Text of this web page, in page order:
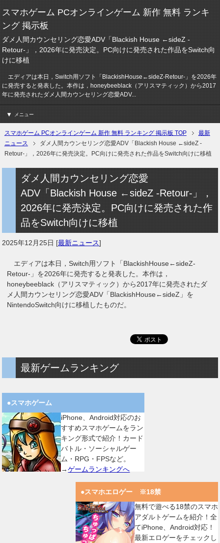
スマホゲーム PCオンラインゲーム 新作 無料 ランキ
ング 掲示板
ダメ人間カウンセリング恋愛ADV「Blackish House ←sideZ -
Retour-」，2026年に発売決定。PC向けに発売された作品をSwitch向
けに移植
エディアは本日，Switch用ソフト「BlackishHouse←sideZ-Retour-」を2026年
に発売すると発表した。本作は，honeybeeblack（アリスマティック）から2017
年に発売されたダメ人間カウンセリング恋愛ADV...
メニュー
スマホゲーム PCオンラインゲーム 新作 無料 ランキング 掲示板 TOP
最新
ニュース
ダメ人間カウンセリング恋愛ADV「Blackish House ←sideZ -
Retour-」，2026年に発売決定。PC向けに発売された作品をSwitch向けに移植
ダメ人間カウンセリング恋愛
ADV「Blackish House ←sideZ -Retour-」，
2026年に発売決定。PC向けに発売された作
品をSwitch向けに移植
2025年12月25日 [最新ニュース]
エディアは本日，Switch用ソフト「BlackishHouse←sideZ-
Retour-」を2026年に発売すると発表した。本作は，
honeybeeblack（アリスマティック）から2017年に発売されたダ
メ人間カウンセリング恋愛ADV「BlackishHouse←sideZ」を
NintendoSwitch向けに移植したものだ。
最新ゲームランキング
●スマホゲーム
iPhone、Android対応のお
すすめスマホゲームをラン
キング形式で紹介！カード
バトル・ソーシャルゲー
ム・RPG・FPSなど。
→ゲームランキングへ
●スマホエロゲー ※18禁
無料で遊べる18禁のスマホ
アダルトゲームを紹介！全
てiPhone、Android対応！
最新エロゲーをチェックし